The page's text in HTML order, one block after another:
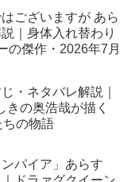
ございますが あら
｜身体入れ替わり
の傑作・2026年7月
・ネタバレ解説｜
きの奥浩哉が描く
ちの物語
ンパイア」あらす